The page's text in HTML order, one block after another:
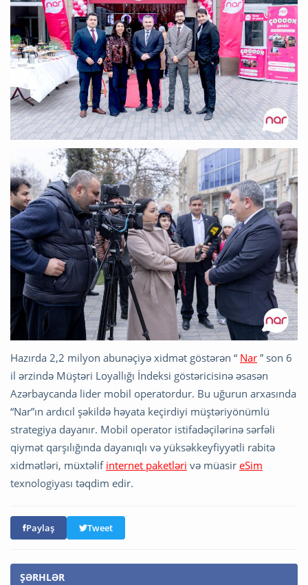
Hazırda 2,2 milyon abunəçiyə xidmət göstərən “ Nar ” son 6
il ərzində Müştəri Loyallığı İndeksi göstəricisinə əsasən
Azərbaycanda lider mobil operatordur. Bu uğurun arxasında
“Nar”ın ardıcıl şəkildə həyata keçirdiyi müştəriyönümlü
strategiya dayanır. Mobil operator istifadəçilərinə sərfəli
qiymət qarşılığında dayanıqlı və yüksəkkeyfiyyətli rabitə
xidmətləri, müxtəlif internet paketləri və müasir eSim
texnologiyası təqdim edir.
Paylaş Tweet
ŞƏRHLƏR